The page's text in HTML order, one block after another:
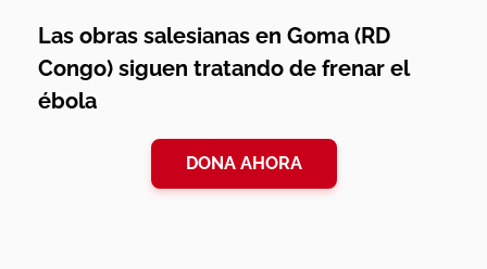
Las obras salesianas en Goma (RD
Congo) siguen tratando de frenar el
ébola
DONA AHORA